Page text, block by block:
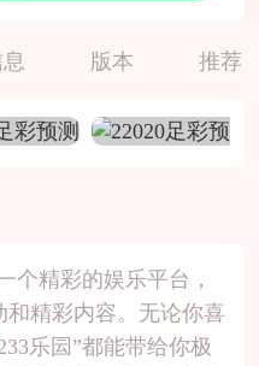
版本 推荐
个精彩的娱乐平台，
精彩内容。无论你喜
乐囩”都能带给你极